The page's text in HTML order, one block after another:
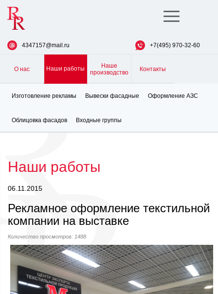
Toggle
navigation
4347157@mail.ru +7(495) 970-32-60
О нас Наши работы
Наше
производство
Контакты
Изготовление рекламы Вывески фасадные Оформление АЗС
Облицовка фасадов Входные группы
Наши работы
06.11.2015
Рекламное оформление текстильной
компании на выставке
Количество просмотров: 1488